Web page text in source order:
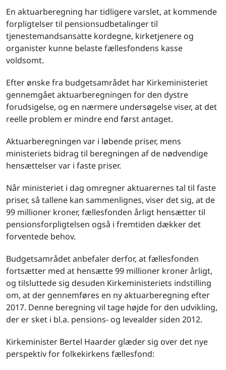
En aktuarberegning har tidligere varslet, at kommende
forpligtelser til pensionsudbetalinger til
tjenestemandsansatte kordegne, kirketjenere og
organister kunne belaste fællesfondens kasse
voldsomt.
Efter ønske fra budgetsamrådet har Kirkeministeriet
gennemgået aktuarberegningen for den dystre
forudsigelse, og en nærmere undersøgelse viser, at det
reelle problem er mindre end først antaget.
Aktuarberegningen var i løbende priser, mens
ministeriets bidrag til beregningen af de nødvendige
hensættelser var i faste priser.
Når ministeriet i dag omregner aktuarernes tal til faste
priser, så tallene kan sammenlignes, viser det sig, at de
99 millioner kroner, fællesfonden årligt hensætter til
pensionsforpligtelsen også i fremtiden dækker det
forventede behov.
Budgetsamrådet anbefaler derfor, at fællesfonden
fortsætter med at hensætte 99 millioner kroner årligt,
og tilsluttede sig desuden Kirkeministeriets indstilling
om, at der gennemføres en ny aktuarberegning efter
2017. Denne beregning vil tage højde for den udvikling,
der er sket i bl.a. pensions- og levealder siden 2012.
Kirkeminister Bertel Haarder glæder sig over det nye
perspektiv for folkekirkens fællesfond: